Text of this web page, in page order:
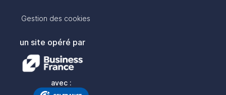
Gestion des cookies
un site opéré par
avec :